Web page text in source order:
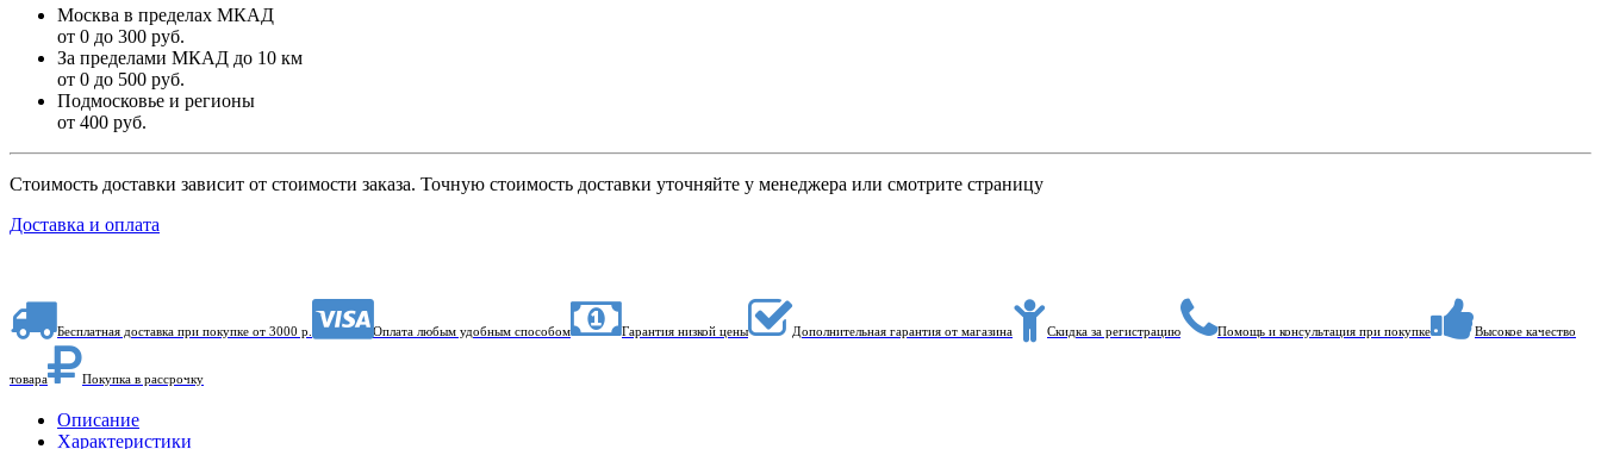
Москва в пределах МКАД
от 0 до 300 руб.
За пределами МКАД до 10 км
от 0 до 500 руб.
Подмосковье и регионы
от 400 руб.
Стоимость доставки зависит от стоимости заказа. Точную стоимость доставки уточняйте у менеджера или смотрите страницу
Доставка и оплата
Бесплатная доставка при покупке от 3000 р. Оплата любым удобным способом Гарантия низкой цены Дополнительная гарантия от магазина Скидка за регистрацию Помощь и консультация при покупке Высокое качество
товара Покупка в рассрочку
Описание
Характеристики